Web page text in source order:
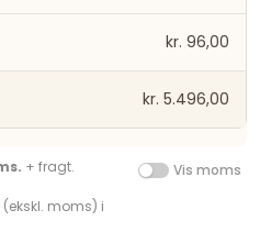
kr. 96,00
kr. 5.496,00
+ fragt.
moms) i
Vis moms